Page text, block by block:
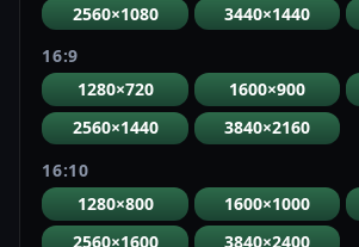
2560×1080
3440×1440
16:9
1280×720
1600×900
2560×1440
3840×2160
16:10
1280×800
1600×1000
2560×1600
3840×2400